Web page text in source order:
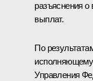
разъяснения
выплат.
По
исполняющему
Управления